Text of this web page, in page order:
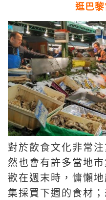
逛巴
對於飲食文化非常
然也會有許多當地
歡在週末時，慵懶
集採買下週的食材